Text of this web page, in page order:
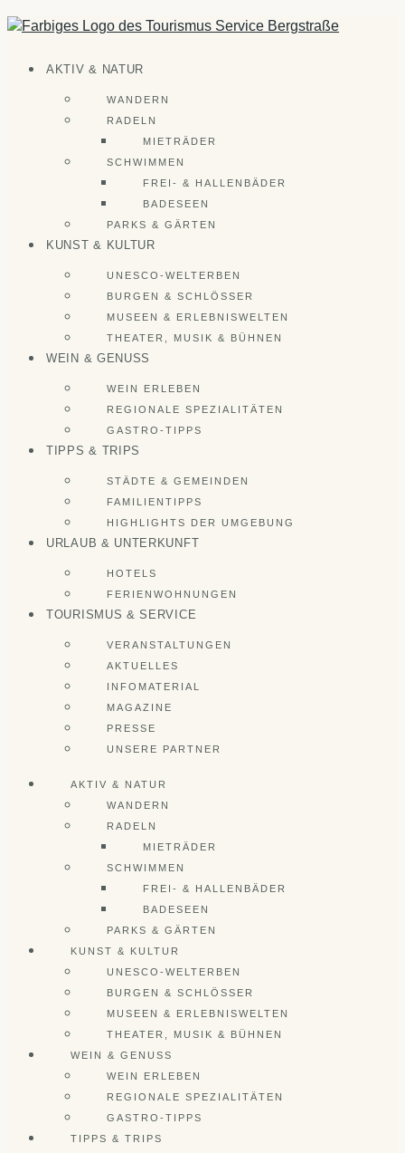
Zum
Inhalt
AKTIV & NATUR
WANDERN
RADELN
MIETRÄDER
SCHWIMMEN
FREI- & HALLENBÄDER
BADESEEN
PARKS & GÄRTEN
KUNST & KULTUR
UNESCO-WELTERBEN
BURGEN & SCHLÖSSER
MUSEEN & ERLEBNISWELTEN
THEATER, MUSIK & BÜHNEN
WEIN & GENUSS
WEIN ERLEBEN
REGIONALE SPEZIALITÄTEN
GASTRO-TIPPS
TIPPS & TRIPS
STÄDTE & GEMEINDEN
FAMILIENTIPPS
HIGHLIGHTS DER UMGEBUNG
URLAUB & UNTERKUNFT
HOTELS
FERIENWOHNUNGEN
TOURISMUS & SERVICE
VERANSTALTUNGEN
AKTUELLES
INFOMATERIAL
MAGAZINE
PRESSE
UNSERE PARTNER
AKTIV & NATUR
WANDERN
RADELN
MIETRÄDER
SCHWIMMEN
FREI- & HALLENBÄDER
BADESEEN
PARKS & GÄRTEN
KUNST & KULTUR
UNESCO-WELTERBEN
BURGEN & SCHLÖSSER
MUSEEN & ERLEBNISWELTEN
THEATER, MUSIK & BÜHNEN
WEIN & GENUSS
WEIN ERLEBEN
REGIONALE SPEZIALITÄTEN
GASTRO-TIPPS
TIPPS & TRIPS